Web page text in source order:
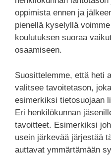
oppimista ennen ja
pienellä kyselyllä
koulutuksen suoraa
osaamiseen.
Suosittelemme, että heti
valitsee tavoitetason,
esimerkiksi tietosuojaan
Eri henkilökunnan
tavoitteet. Esimerkiksi
usein järkevää järjestää
auttavat ymmärtämään